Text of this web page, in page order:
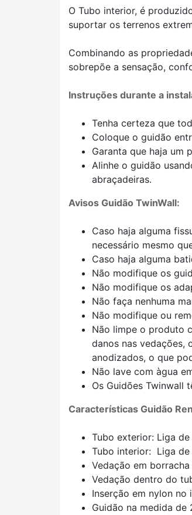
O Tubo interior, é
suportar os terrenos
Combinando as
sobrepõe a sensação,
Instruções durante a
Tenha certeza que
Coloque o guidão
Garanta que haja um
Alinhe o guidão
abraçadeiras.
Avisos Guidão TwinWall:
Caso haja alguma
necessário mesmo
Caso haja alguma
Não modifique os
Não modifique os
Não faça nenhuma
Não modifique ou
Não limpe o produto
danos nas vedações,
anodizados, o que
Não lave com àgua
Os Guidões Twinwall
Características Guidão
Tubo exterior: Liga
Tubo interior: Liga de
Vedação em
Vedação dentro do
Inserção em nylon
Guidão na medida de